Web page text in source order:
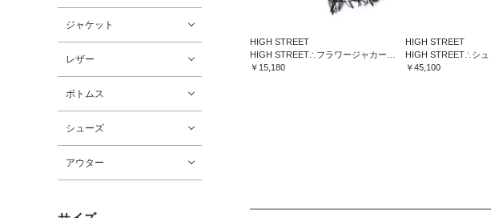
ジャケット
レザー
ボトムス
シューズ
アウター
HIGH STREET
￥15,180
HIGH STREET
￥45,100